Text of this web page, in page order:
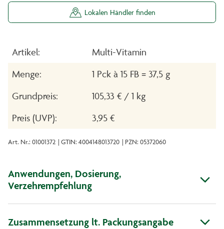
Lokalen Händler finden
Artikel:
Multi-Vitamin
Menge:
1 Pck à 15 FB = 37,5 g
Grundpreis:
105,33 € / 1 kg
Preis (UVP):
3,95 €
Art. Nr.: 01001372 | GTIN: 4004148013720 | PZN: 05372060
Anwendungen, Dosierung,
Verzehrempfehlung
Zusammensetzung lt. Packungsangabe